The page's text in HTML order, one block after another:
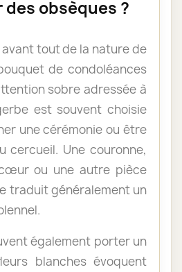
obsèques ?
tout de la nature de
de condoléances
sobre adressée à
est souvent choisie
une cérémonie ou être
cercueil. Une couronne,
ou une autre pièce
traduit généralement un
également porter un
blanches évoquent